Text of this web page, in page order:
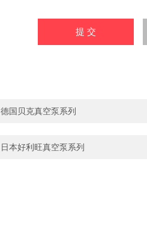
德国贝克真空泵系列
日本好利旺真空泵系列